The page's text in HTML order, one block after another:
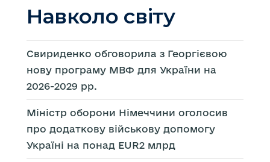
Навколо світу
Свириденко обговорила з Георгієвою
нову програму МВФ для України на
2026-2029 рр.
Міністр оборони Німеччини оголосив
про додаткову військову допомогу
Україні на понад EUR2 млрд